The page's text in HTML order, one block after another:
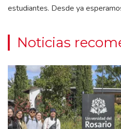
estudiantes. Desde ya
Noticias